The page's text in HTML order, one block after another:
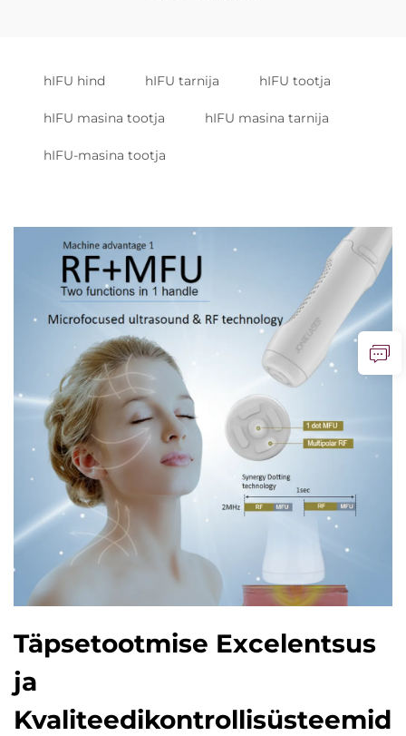
hIFU hind hIFU tarnija hIFU tootja
hIFU masina tootja hIFU masina tarnija
hIFU-masina tootja
Täpsetootmise Excelentsus
ja
Kvaliteedikontrollisüsteemid